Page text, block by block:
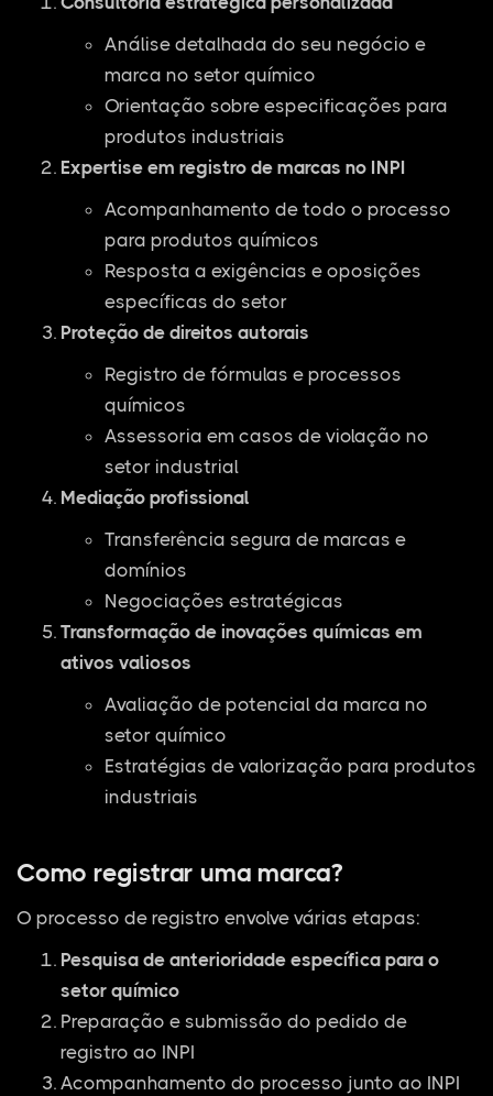
Análise detalhada do seu negócio e
marca no setor químico
Orientação sobre especificações para
produtos industriais
Expertise em registro de marcas no INPI
Acompanhamento de todo o processo
para produtos químicos
Resposta a exigências e oposições
específicas do setor
Proteção de direitos autorais
Registro de fórmulas e processos
químicos
Assessoria em casos de violação no
setor industrial
Mediação profissional
Transferência segura de marcas e
domínios
Negociações estratégicas
Transformação de inovações químicas em
ativos valiosos
Avaliação de potencial da marca no
setor químico
Estratégias de valorização para produtos
industriais
Como registrar uma marca?
O processo de registro envolve várias etapas:
Pesquisa de anterioridade específica para o
setor químico
Preparação e submissão do pedido de
registro ao INPI
Acompanhamento do processo junto ao INPI